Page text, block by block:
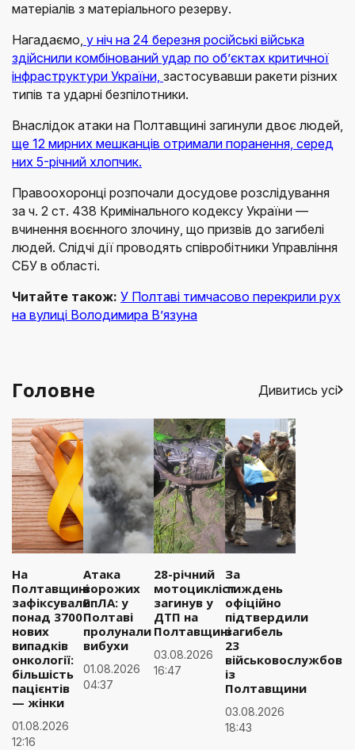
матеріалів з матеріального резерву.
Нагадаємо, у ніч на 24 березня російські війська
здійснили комбінований удар по об’єктах критичної
інфраструктури України, застосувавши ракети різних
типів та ударні безпілотники.
Внаслідок атаки на Полтавщині загинули двоє людей,
ще 12 мирних мешканців отримали поранення, серед
них 5-річний хлопчик.
Правоохоронці розпочали досудове розслідування
за ч. 2 ст. 438 Кримінального кодексу України —
вчинення воєнного злочину, що призвів до загибелі
людей. Слідчі дії проводять співробітники Управління
СБУ в області.
Читайте також: У Полтаві тимчасово перекрили рух
на вулиці Володимира В’язуна
Головне Дивитись усі
На
Полтавщині
зафіксували
понад 3700
нових
випадків
онкології:
більшість
пацієнтів
— жінки
01.08.2026
12:16
Атака
ворожих
БпЛА: у
Полтаві
пролунали
вибухи
01.08.2026
04:37
28-річний
мотоцикліст
загинув у
ДТП на
Полтавщині
03.08.2026
16:47
За
тиждень
офіційно
підтвердили
загибель
23
із
Полтавщини
03.08.2026
18:43